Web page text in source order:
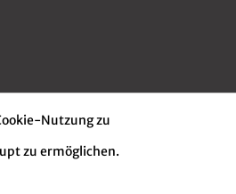
Nutzung zu
zu ermöglichen.